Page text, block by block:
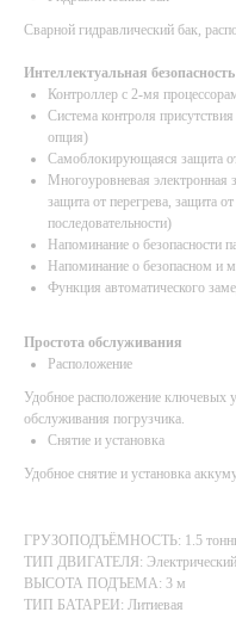
Сварной гидравлический бак,
Интеллектуальная безопасность
Контроллер с 2-мя
Система контроля
опция)
Самоблокирующаяся защита
Многоуровневая электронная
защита от перегрева, защита
последовательности)
Напоминание о безопасности
Напоминание о безопасном и
Функция автоматического
Простота обслуживания
Расположение
Удобное расположение ключевых
обслуживания погрузчика.
Снятие и установка
Удобное снятие и установка
ГРУЗОПОДЪЁМНОСТЬ: 1.5
ТИП ДВИГАТЕЛЯ: Электрический
ВЫСОТА ПОДЪЕМА: 3 м
ТИП БАТАРЕИ: Литиевая